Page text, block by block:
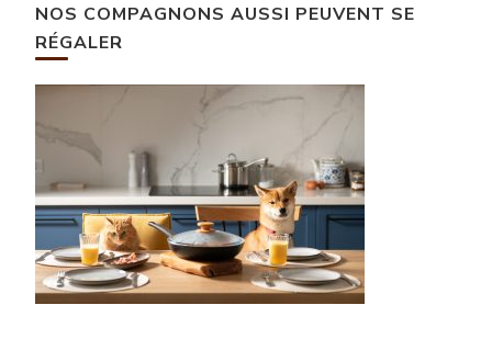
NOS COMPAGNONS AUSSI PEUVENT SE
RÉGALER